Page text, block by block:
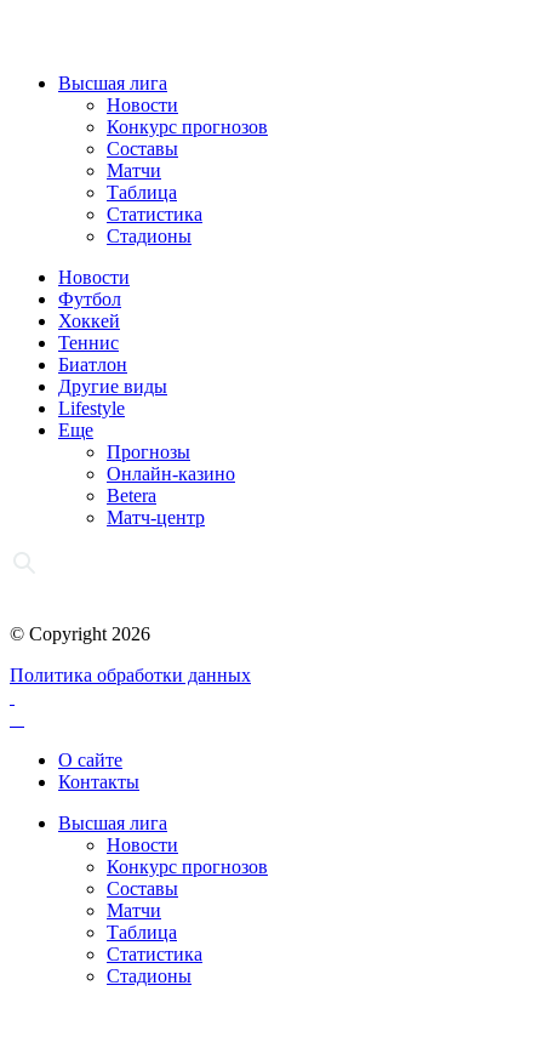
Высшая лига
Новости
Конкурс прогнозов
Составы
Матчи
Таблица
Статистика
Стадионы
Новости
Футбол
Хоккей
Теннис
Биатлон
Другие виды
Lifestyle
Еще
Прогнозы
Онлайн-казино
Betera
Матч-центр
© Copyright 2026
Политика обработки данных
О сайте
Контакты
Высшая лига
Новости
Конкурс прогнозов
Составы
Матчи
Таблица
Статистика
Стадионы